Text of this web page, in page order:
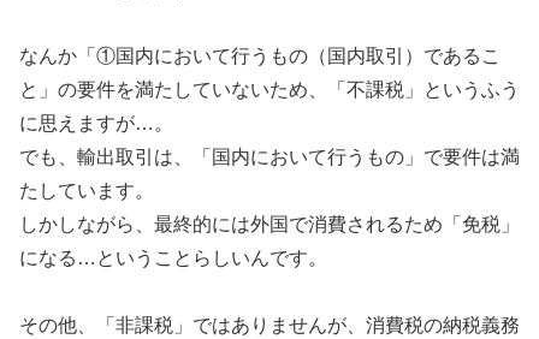
なんか「①国内において行うもの（国内取引）であるこ
と」の要件を満たしていないため、「不課税」というふう
に思えますが…。
でも、輸出取引は、「国内において行うもの」で要件は満
たしています。
しかしながら、最終的には外国で消費されるため「免税」
になる…ということらしいんです。
その他、「非課税」ではありませんが、消費税の納税義務